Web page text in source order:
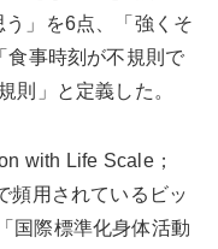
う」を6点、「強くそ
食事時刻が不規則で
則」と定義した。
with Life Scale；
頻用されているビッ
国際標準化身体活動